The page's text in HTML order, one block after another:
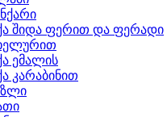
შიდა ფერით და ფერადი
ემალის
კარაბინით